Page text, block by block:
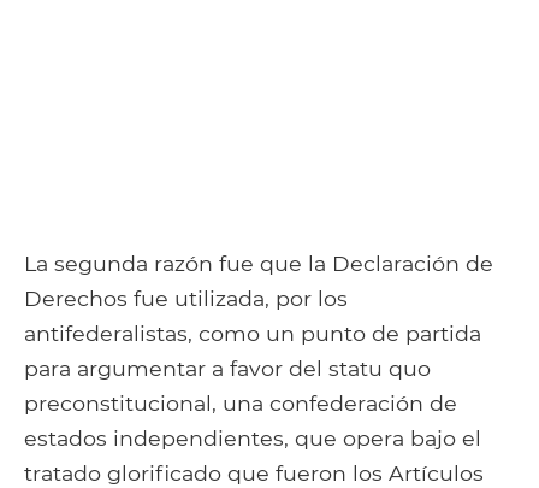
La segunda razón fue que la Declaración de
Derechos fue utilizada, por los
antifederalistas, como un punto de partida
para argumentar a favor del statu quo
preconstitucional, una confederación de
estados independientes, que opera bajo el
tratado glorificado que fueron los Artículos